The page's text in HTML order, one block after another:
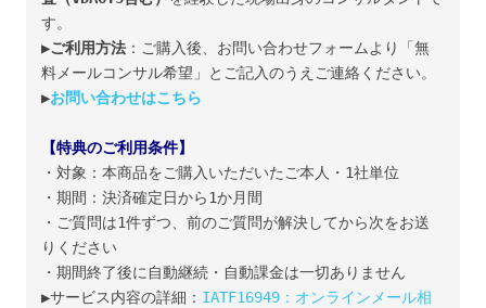
点
セ
ッ
ト
す。
▶ご利用方法 ：ご購入後、お問い合わせフォームより「無
料メールコンサル希望」とご記入のうえご連絡ください。
▶お問い合わせはこちら
【特典のご利用条件】
・対象：本商品をご購入いただいたご本人・1社単位
・期間：決済確定日から1か月間
・ご質問は1件ずつ、前のご質問が解決してから次をお送
りください
・期間終了後に自動継続・自動課金は一切ありません
▶サービス内容の詳細： IATF16949：オンラインメール相